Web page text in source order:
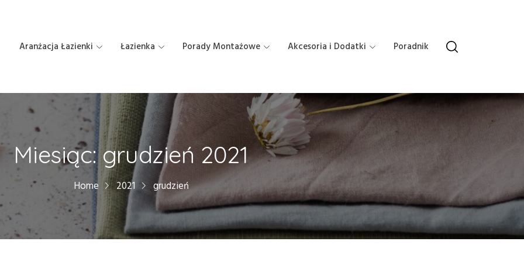
Aranżacja Łazienki Łazienka Porady Montażowe Akcesoria i Dodatki Poradnik
Miesiąc:grudzień 2021
Home 2021 grudzień